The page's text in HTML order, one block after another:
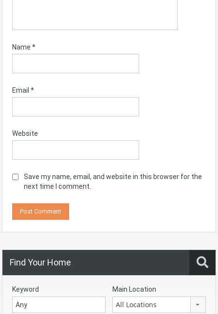
Name *
Email *
Website
Save my name, email, and website in this browser for the
next time I comment.
Find Your Home
Keyword Main Location
All Locations